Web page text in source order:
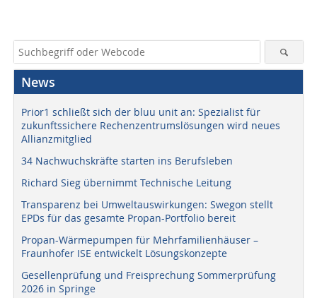
News
Prior1 schließt sich der bluu unit an: Spezialist für
zukunftssichere Rechenzentrumslösungen wird neues
Allianzmitglied
34 Nachwuchskräfte starten ins Berufsleben
Richard Sieg übernimmt Technische Leitung
Transparenz bei Umweltauswirkungen: Swegon stellt
EPDs für das gesamte Propan-Portfolio bereit
Propan-Wärmepumpen für Mehrfamilienhäuser –
Fraunhofer ISE entwickelt Lösungskonzepte
Gesellenprüfung und Freisprechung Sommerprüfung
2026 in Springe